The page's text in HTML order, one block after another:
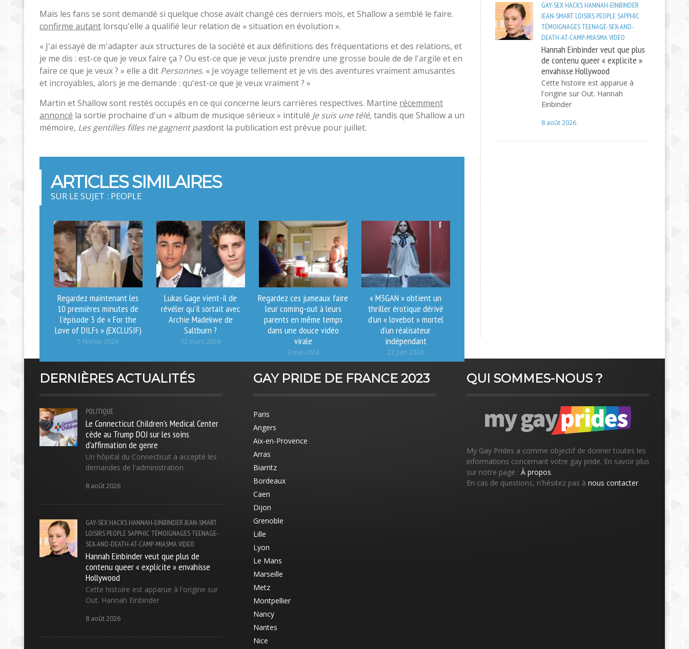
Mais les fans se sont demandé si quelque chose avait changé ces derniers mois, et Shallow a semblé le faire.
confirme autant lorsqu'elle a qualifié leur relation de « situation en évolution ».
« J'ai essayé de m'adapter aux structures de la société et aux définitions des fréquentations et des relations, et
je me dis : est-ce que je veux faire ça ? Ou est-ce que je veux juste prendre une grosse boule de de l'argile et en
faire ce que je veux ? » elle a dit Personnes. « Je voyage tellement et je vis des aventures vraiment amusantes
et incroyables, alors je me demande : qu'est-ce que je veux vraiment ? »
Martin et Shallow sont restés occupés en ce qui concerne leurs carrières respectives. Martine récemment
annoncé la sortie prochaine d'un « album de musique sérieux » intitulé Je suis une télé,tandis que Shallow a un
mémoire, Les gentilles filles ne gagnent pasdont la publication est prévue pour juillet.
ARTICLES SIMILAIRES
SUR LE SUJET : PEOPLE
Regardez maintenant les
10 premières minutes de
l’épisode 3 de « For the
Love of DILFs » (EXCLUSIF)
5 février 2024
Lukas Gage vient-il de
révéler qu’il sortait avec
Archie Madekwe de
Saltburn ?
12 mars 2024
Regardez ces jumeaux faire
leur coming-out à leurs
parents en même temps
dans une douce vidéo
virale
9 mai 2024
« M3GAN » obtient un
thriller érotique dérivé
d'un « lovebot » mortel
d'un réalisateur
indépendant
22 juin 2024
GAY-SEX HACKS HANNAH-EINBINDER
JEAN-SMART LOISIRS PEOPLESAPPHIC
TÉMOIGNAGESTEENAGE-SEX-AND-
DEATH-AT-CAMP-MIASMAVIDEO
Hannah Einbinder veut que plus
de contenu queer « explicite »
envahisse Hollywood
Cette histoire est apparue à
l'origine sur Out. Hannah
Einbinder
8 août 2026
DERNIÈRES ACTUALITÉS
POLITIQUE
Le Connecticut Children's Medical Center
cède au Trump DOJ sur les soins
d'affirmation de genre
Un hôpital du Connecticut a accepté les
demandes de l'administration
8 août 2026
GAY-SEX HACKS HANNAH-EINBINDERJEAN-SMART
LOISIRS PEOPLE SAPPHIC TÉMOIGNAGESTEENAGE-
SEX-AND-DEATH-AT-CAMP-MIASMAVIDEO
Hannah Einbinder veut que plus de
contenu queer « explicite » envahisse
Hollywood
Cette histoire est apparue à l'origine sur
Out. Hannah Einbinder
8 août 2026
GAY PRIDE DE FRANCE 2023
Paris
Angers
Aix-en-Provence
Arras
Biarritz
Bordeaux
Caen
Dijon
Grenoble
Lille
Lyon
Le Mans
Marseille
Metz
Montpellier
Nancy
Nantes
Nice
QUI SOMMES-NOUS ?
My Gay Prides a comme objectif de donner toutes les
informations concernant votre gay pride. En savoir plus
sur notre page : À propos.
En cas de questions, n'hésitez pas à nous contacter.